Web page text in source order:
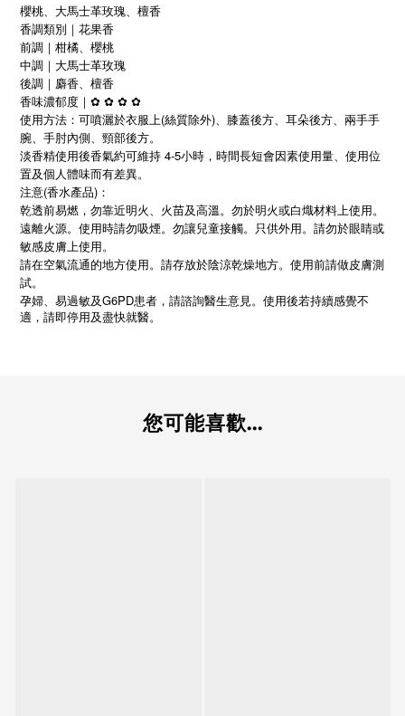
櫻桃、大馬士革玫瑰、檀香
香調類別｜花果香
前調｜柑橘、櫻桃
中調｜大馬士革玫瑰
後調｜麝香、檀香
香味濃郁度｜ ✿ ✿ ✿ ✿
使用方法：可噴灑於衣服上(絲質除外)、膝蓋後方、耳朵後方、兩手手
腕、手肘內側、頸部後方。
淡香精使用後香氣約可維持 4-5小時，時間長短會因素使用量、使用位
置及個人體味而有差異。
注意(香水產品)：
乾透前易燃，勿靠近明火、火苗及高溫。勿於明火或白熾材料上使用。
遠離火源。使用時請勿吸煙。勿讓兒童接觸。只供外用。請勿於眼睛或
敏感皮膚上使用。
請在空氣流通的地方使用。請存放於陰涼乾燥地方。使用前請做皮膚測
試。
孕婦、易過敏及G6PD患者，請諮詢醫生意見。使用後若持續感覺不
適，請即停用及盡快就醫。
您可能喜歡...